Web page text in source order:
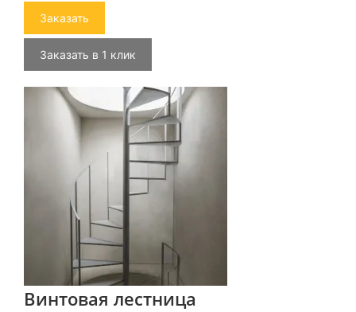
Заказать
Заказать в 1 клик
Винтовая лестница